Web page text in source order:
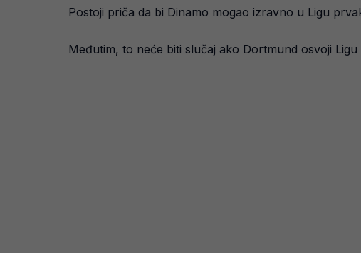
Postoji priča da bi Dinamo mogao izravno u Ligu
Međutim, to neće biti slučaj ako Dortmund osvoji